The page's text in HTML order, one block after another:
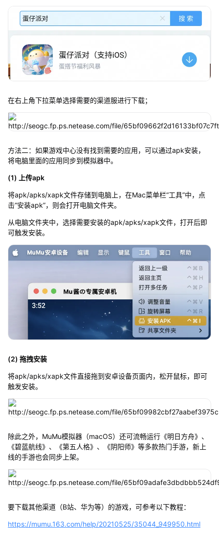
在右上角下拉菜单选择需要的渠道服进行下载；
方法二：如果游戏中心没有找到需要的应用，可以通过apk安装，
将电脑里面的应用同步到模拟器中。
(1) 上传apk
将apk/apks/xapk文件存储到电脑上，在Mac菜单栏“工具”中，点
击“安装apk”，则会打开电脑文件夹。
从电脑文件夹中，选择需要安装的apk/apks/xapk文件，打开后即
可触发安装。
(2) 拖拽安装
将apk/apks/xapk文件直接拖到安卓设备页面内，松开鼠标，即可
触发安装。
除此之外，MuMu模拟器（macOS）还可流畅运行《明日方舟》、
《碧蓝航线》、《第五人格》、《阴阳师》等多款热门手游，新上
线的手游也会同步上架。
要下载其他渠道（B站、华为等）的游戏，可参考以下教程：
https://mumu.163.com/help/20210525/35044_949950.html